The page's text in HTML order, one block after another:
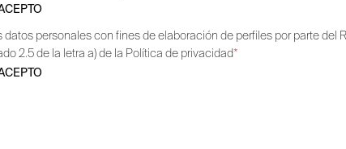
datos personales con fines de elaboración de perfiles por parte del
2.5 de la letra a) de la Política de privacidad*